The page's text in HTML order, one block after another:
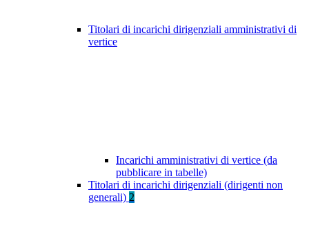
Titolari di incarichi dirigenziali amministrativi di
vertice
Incarichi amministrativi di vertice (da
pubblicare in tabelle)
Titolari di incarichi dirigenziali (dirigenti non
generali) 2